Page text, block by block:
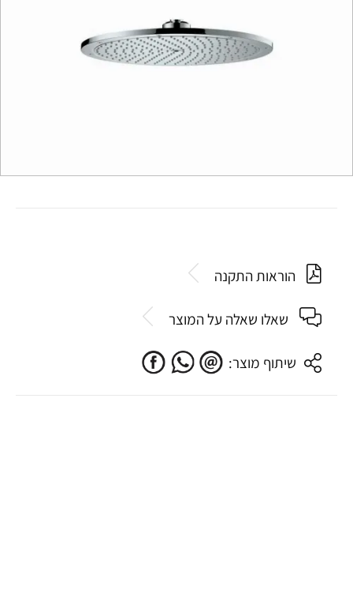
הוראות התקנה
שאלו שאלה על המוצר
שיתוף מוצר: